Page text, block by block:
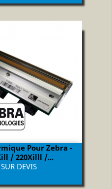
Pour Zebra -
/ 220Xilll /...
Prix
SUR DEVIS